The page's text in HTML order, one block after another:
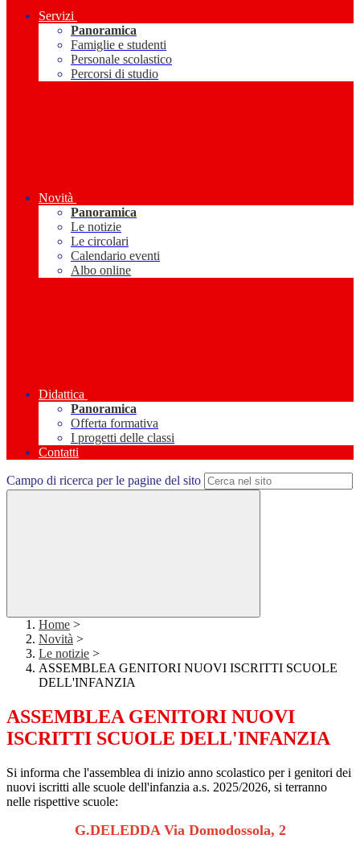
Servizi
Panoramica
Famiglie e studenti
Personale scolastico
Percorsi di studio
Novità
Panoramica
Le notizie
Le circolari
Calendario eventi
Albo online
Didattica
Panoramica
Offerta formativa
I progetti delle classi
Contatti
Campo di ricerca per le pagine del sito
Home >
Novità >
Le notizie >
ASSEMBLEA GENITORI NUOVI ISCRITTI SCUOLE
DELL'INFANZIA
ASSEMBLEA GENITORI NUOVI
ISCRITTI SCUOLE DELL'INFANZIA
Si informa che l'assemblea di inizio anno scolastico per i genitori dei
nuovi iscritti alle scuole dell'infanzia a.s. 2025/2026, si terranno
nelle rispettive scuole:
G.DELEDDA Via Domodossola, 2